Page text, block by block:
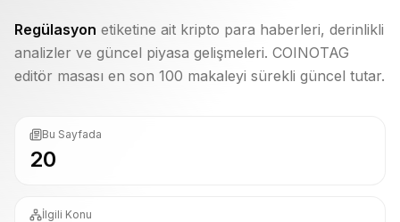
Regülasyon etiketine ait kripto para haberleri, derinlikli
analizler ve güncel piyasa gelişmeleri. COINOTAG
editör masası en son 100 makaleyi sürekli güncel tutar.
Bu Sayfada
20
İlgili Konu